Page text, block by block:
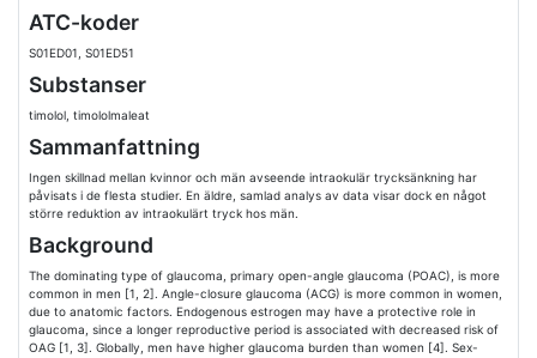
ATC-koder
S01ED01, S01ED51
Substanser
timolol, timololmaleat
Sammanfattning
Ingen skillnad mellan kvinnor och män avseende intraokulär trycksänkning har
påvisats i de flesta studier. En äldre, samlad analys av data visar dock en något
större reduktion av intraokulärt tryck hos män.
Background
The dominating type of glaucoma, primary open-angle glaucoma (POAC), is more
common in men [1, 2]. Angle-closure glaucoma (ACG) is more common in women,
due to anatomic factors. Endogenous estrogen may have a protective role in
glaucoma, since a longer reproductive period is associated with decreased risk of
OAG [1, 3]. Globally, men have higher glaucoma burden than women [4]. Sex-